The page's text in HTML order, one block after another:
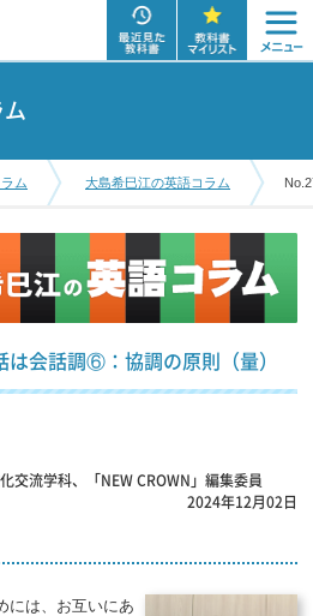
ム 大島希巳江の英語コラム
会話調⑥：協調の原則（量）
交流学科、「NEW CROWN」編集委員
2024年12月02日
には、お互いにあ